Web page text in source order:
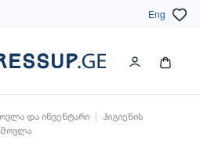
Eng
და ინვენტარი
ჰიგიენის